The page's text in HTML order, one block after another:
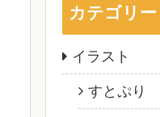
カテゴリー
イラスト
すとぷり